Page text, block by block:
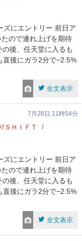
ズにエントリー 前日ア
ので連れ上げを期待
後、任天堂に入るも
直後にガラ2分で−2.5%
全文表示
7月28日 11時54分
ＳＨＩＦＴ
ズにエントリー 前日ア
ので連れ上げを期待
後、任天堂に入るも
直後にガラ2分で−2.5%
全文表示